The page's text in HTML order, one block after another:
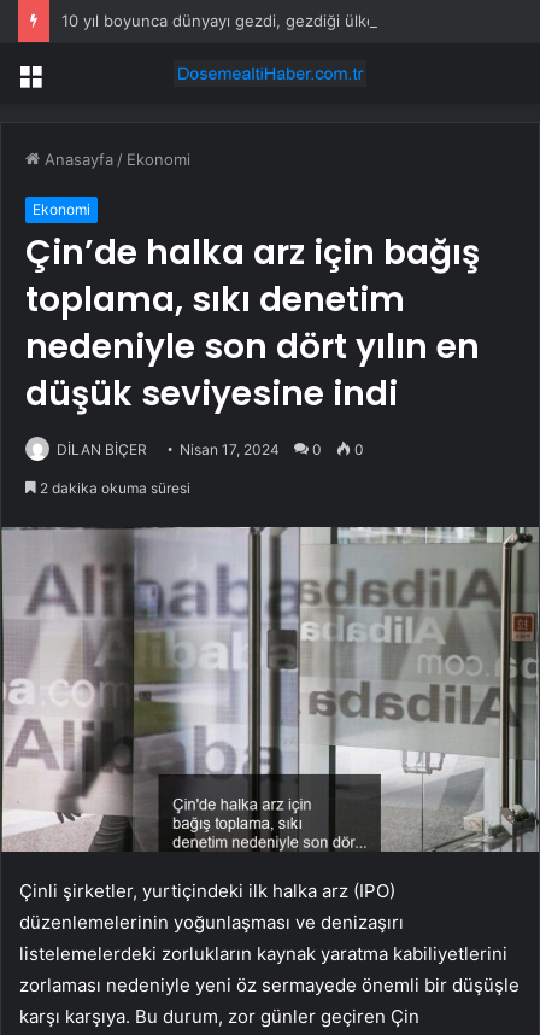
Menü
Anasayfa / Ekonomi
Ekonomi
Çin’de halka arz için bağış
toplama, sıkı denetim
nedeniyle son dört yılın en
düşük seviyesine indi
DİLAN BİÇER Nisan 17, 2024 0 0
2 dakika okuma süresi
Çinli şirketler, yurtiçindeki ilk halka arz (IPO)
düzenlemelerinin yoğunlaşması ve denizaşırı
listelemelerdeki zorlukların kaynak yaratma kabiliyetlerini
zorlaması nedeniyle yeni öz sermayede önemli bir düşüşle
karşı karşıya. Bu durum, zor günler geçiren Çin